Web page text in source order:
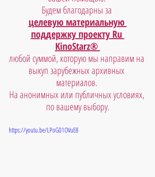
Будем благодарны за
целевую материальную
поддержку проекту Ru
KinoStarz®
любой суммой, которую мы направим на
выкуп зарубежных архивных
материалов.
На анонимных или публичных условиях,
по вашему выбору.
https://youtu.be/LPoG01OVuE8